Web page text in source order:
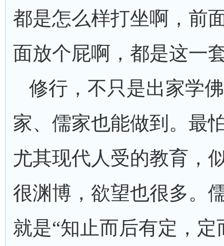
都是怎么样打坐啊，前
面放个屁啊，都是这一
修行，不只是出家学
家、儒家也能做到。最
尤其现代人受的教育，
很渊博，欲望也很多。
就是“知止而后有定，